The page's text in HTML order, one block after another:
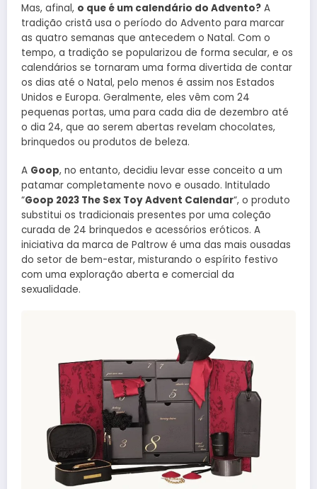
Mas, afinal, o que é um calendário do Advento? A
tradição cristã usa o período do Advento para marcar
as quatro semanas que antecedem o Natal. Com o
tempo, a tradição se popularizou de forma secular, e os
calendários se tornaram uma forma divertida de contar
os dias até o Natal, pelo menos é assim nos Estados
Unidos e Europa. Geralmente, eles vêm com 24
pequenas portas, uma para cada dia de dezembro até
o dia 24, que ao serem abertas revelam chocolates,
brinquedos ou produtos de beleza.
A Goop, no entanto, decidiu levar esse conceito a um
patamar completamente novo e ousado. Intitulado
“Goop 2023 The Sex Toy Advent Calendar“, o produto
substitui os tradicionais presentes por uma coleção
curada de 24 brinquedos e acessórios eróticos. A
iniciativa da marca de Paltrow é uma das mais ousadas
do setor de bem-estar, misturando o espírito festivo
com uma exploração aberta e comercial da
sexualidade.